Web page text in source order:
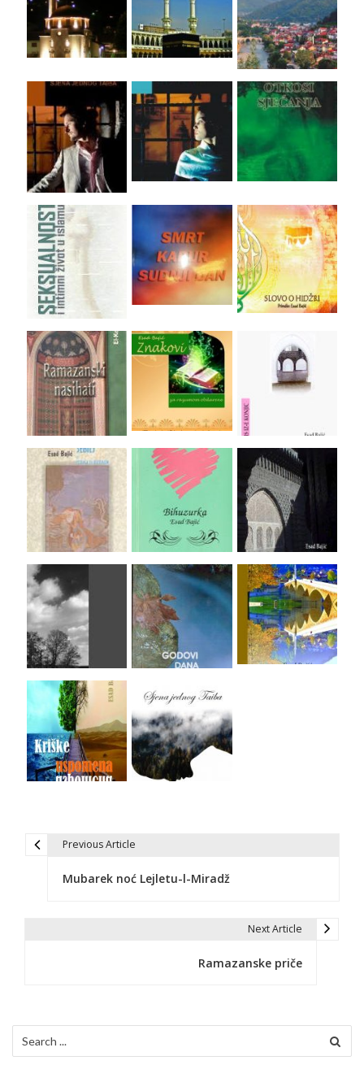
c
i
Previous Article
Mubarek noć Lejletu-l-Miradž
Next Article
Ramazanske priče
for: